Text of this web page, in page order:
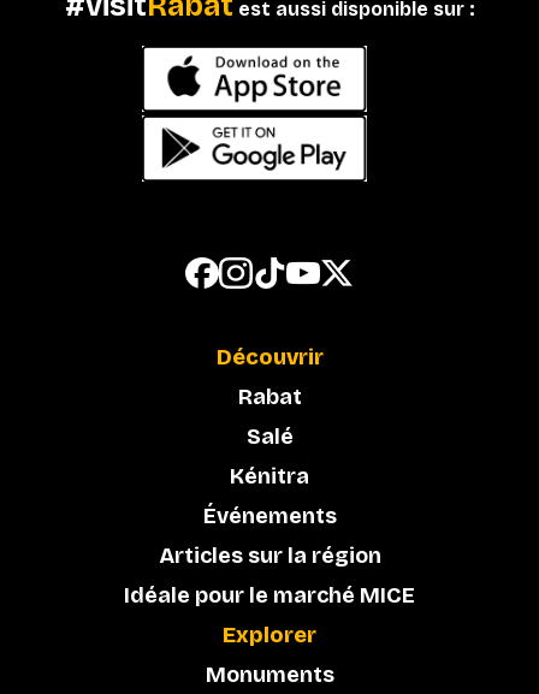
est aussi disponible sur :
Découvrir
Rabat
Salé
Kénitra
Événements
Articles sur la région
Idéale pour le marché MICE
Explorer
Monuments